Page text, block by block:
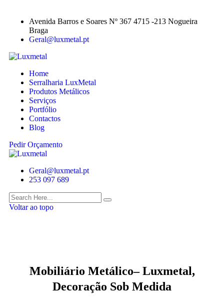
Avenida Barros e Soares Nº 367 4715 -213 Nogueira
Braga
Geral@luxmetal.pt
Home
Serralharia LuxMetal
Produtos Metálicos
Serviços
Portfólio
Contactos
Blog
Pedir Orçamento
Geral@luxmetal.pt
253 097 689
Voltar ao topo
Mobiliário Metálico– Luxmetal,
Decoração Sob Medida